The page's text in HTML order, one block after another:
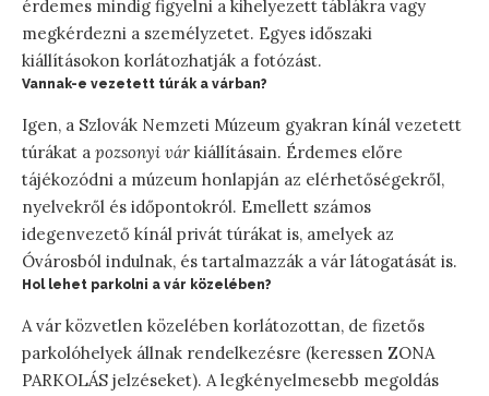
érdemes mindig figyelni a kihelyezett táblákra vagy
megkérdezni a személyzetet. Egyes időszaki
kiállításokon korlátozhatják a fotózást.
Vannak-e vezetett túrák a várban?
Igen, a Szlovák Nemzeti Múzeum gyakran kínál vezetett
túrákat a pozsonyi vár kiállításain. Érdemes előre
tájékozódni a múzeum honlapján az elérhetőségekről,
nyelvekről és időpontokról. Emellett számos
idegenvezető kínál privát túrákat is, amelyek az
Óvárosból indulnak, és tartalmazzák a vár látogatását is.
Hol lehet parkolni a vár közelében?
A vár közvetlen közelében korlátozottan, de fizetős
parkolóhelyek állnak rendelkezésre (keressen ZONA
PARKOLÁS jelzéseket). A legkényelmesebb megoldás